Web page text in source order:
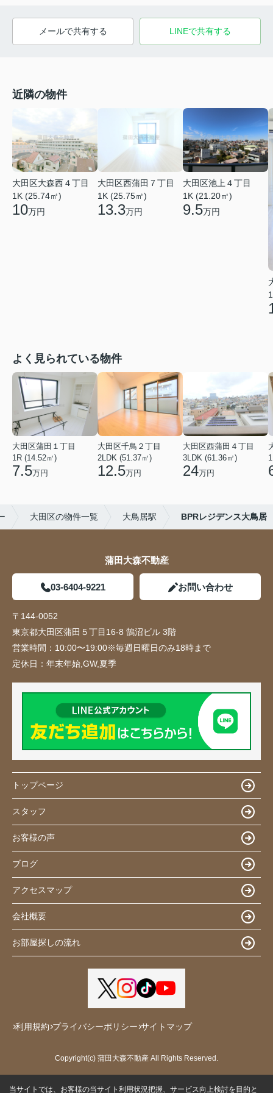
メールで共有する LINEで共有する
近隣の物件
大田区大森西４丁目
1K (25.74㎡)
10万円
大田区西蒲田７丁目
1K (25.75㎡)
13.3万円
大田区池上４丁目
1K (21.20㎡)
9.5万円
よく見られている物件
大田区蒲田１丁目
1R (14.52㎡)
7.5万円
大田区千鳥２丁目
2LDK (51.37㎡)
12.5万円
大田区西蒲田４丁目
3LDK (61.36㎡)
24万円
大田区の物件一覧 大鳥居駅 BPRレジデンス大鳥居
蒲田大森不動産
03-6404-9221 お問い合わせ
〒144-0052
東京都大田区蒲田５丁目16-8 鵠沼ビル 3階
営業時間： 10:00〜19:00※毎週日曜日のみ18時まで
定休日： 年末年始,GW,夏季
トップページ
スタッフ
お客様の声
ブログ
アクセスマップ
会社概要
お部屋探しの流れ
利用規約 プライバシーポリシー サイトマップ
Copyright(c) 蒲田大森不動産 All Rights Reserved.
当サイトでは、お客様の当サイト利用状況把握、サービス向上検討を目的と